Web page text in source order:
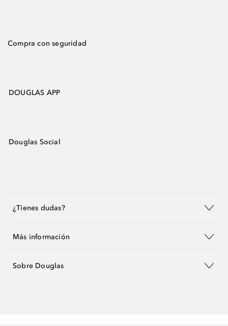
Compra con seguridad
DOUGLAS APP
Douglas Social
¿Tienes dudas?
Más información
Sobre Douglas